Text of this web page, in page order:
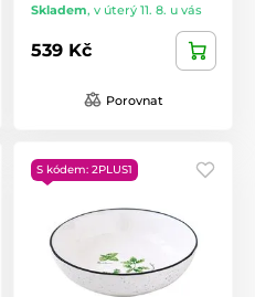
Skladem, v úterý 11. 8. u vás
539 Kč
Porovnat
S kódem: 2PLUS1